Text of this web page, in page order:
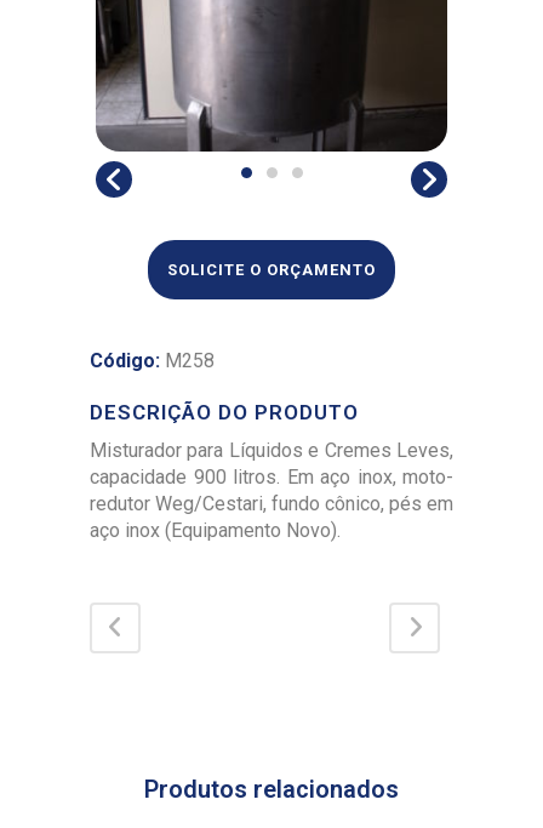
SOLICITE O ORÇAMENTO
Código: M258
DESCRIÇÃO DO PRODUTO
Misturador para Líquidos e Cremes Leves,
capacidade 900 litros. Em aço inox, moto-
redutor Weg/Cestari, fundo cônico, pés em
aço inox (Equipamento Novo).
Produtos relacionados